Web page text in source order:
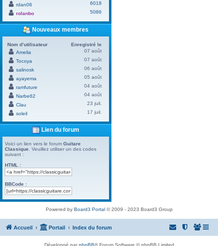
rdan06
6018
rolanbo
5086
Nouveaux membres
Nom d’utilisateur
Enregistré le
Amelia
07 août
Tocoya
07 août
salinosk
06 août
ayayema
05 août
ramfuture
04 août
Narbe62
04 août
Clau
23 juil.
soleil
17 juil.
Lien du forum
Voici un lien vers le forum Guitare
Classique . Veuillez utiliser un des codes
suivant :
HTML :
BBCode :
Powered by Board3 Portal© 2009 - 2023 Board3 Group
Accueil Portail Index du forum
Développé parphpBB® Forum Software © phpBB Limited